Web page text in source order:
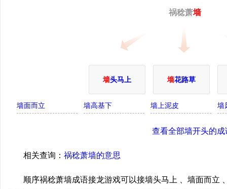
祸稔萧墙
墙头马上 墙花路草
墙面而立 墙高基下 墙上泥皮 墙
查看全部墙开头的成
相关查询： 祸稔萧墙的意思
顺序祸稔萧墙成语接龙游戏可以接墙头马上 、墙面而立